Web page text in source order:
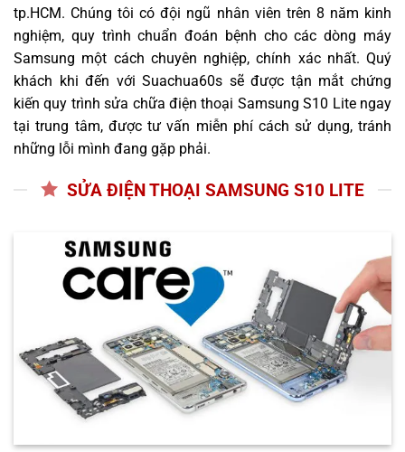
tp.HCM. Chúng tôi có đội ngũ nhân viên trên 8 năm kinh
nghiệm, quy trình chuẩn đoán bệnh cho các dòng máy
Samsung một cách chuyên nghiệp, chính xác nhất. Quý
khách khi đến với Suachua60s sẽ được tận mắt chứng
kiến quy trình sửa chữa điện thoại Samsung S10 Lite ngay
tại trung tâm, được tư vấn miễn phí cách sử dụng, tránh
những lỗi mình đang gặp phải.
SỬA ĐIỆN THOẠI SAMSUNG S10 LITE